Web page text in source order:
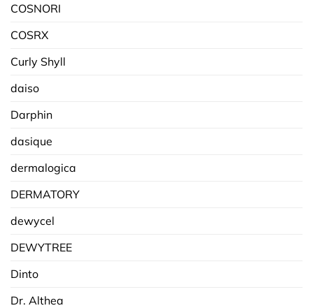
COSNORI
COSRX
Curly Shyll
daiso
Darphin
dasique
dermalogica
DERMATORY
dewycel
DEWYTREE
Dinto
Dr. Althea